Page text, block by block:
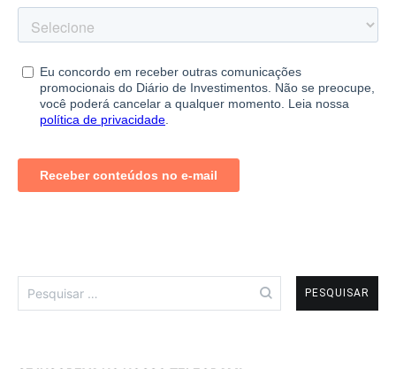
por: